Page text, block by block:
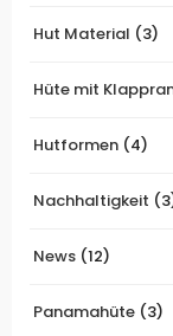
Hut Material (3)
Hüte mit
Hutformen (4)
Nachhaltigkeit
News (12)
Panamahüte (3)